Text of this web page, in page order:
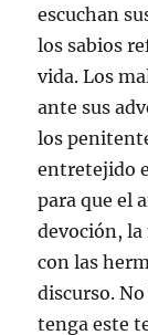
escuchan
los sabios
vida. Los
ante sus
los
entretejido
para que el
devoción, la
con las
discurso.
tenga este